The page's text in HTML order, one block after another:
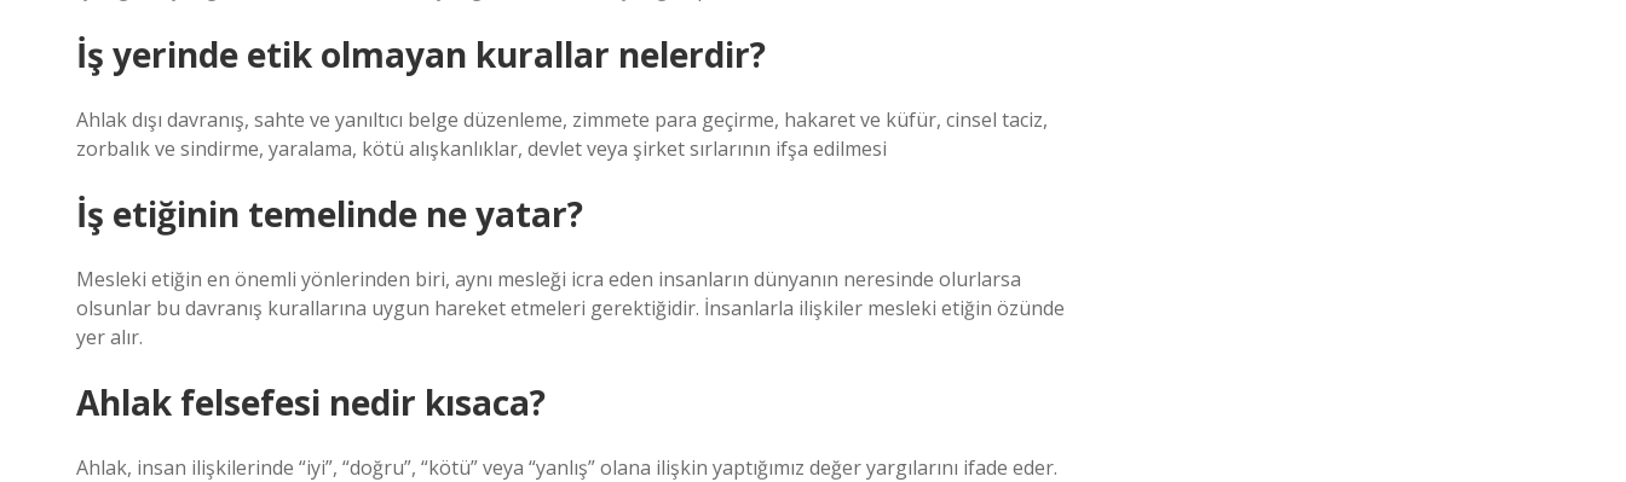
İş yerinde etik olmayan kurallar nelerdir?
Ahlak dışı davranış, sahte ve yanıltıcı belge düzenleme, zimmete para geçirme, hakaret ve küfür, cinsel taciz,
zorbalık ve sindirme, yaralama, kötü alışkanlıklar, devlet veya şirket sırlarının ifşa edilmesi
İş etiğinin temelinde ne yatar?
Mesleki etiğin en önemli yönlerinden biri, aynı mesleği icra eden insanların dünyanın neresinde olurlarsa
olsunlar bu davranış kurallarına uygun hareket etmeleri gerektiğidir. İnsanlarla ilişkiler mesleki etiğin özünde
yer alır.
Ahlak felsefesi nedir kısaca?
Ahlak, insan ilişkilerinde “iyi”, “doğru”, “kötü” veya “yanlış” olana ilişkin yaptığımız değer yargılarını ifade eder.